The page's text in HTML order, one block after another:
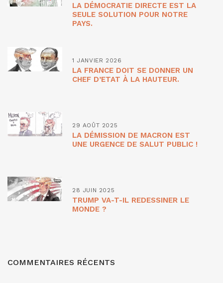
LA DÉMOCRATIE DIRECTE EST LA
SEULE SOLUTION POUR NOTRE
PAYS.
1 JANVIER 2026
LA FRANCE DOIT SE DONNER UN
CHEF D’ETAT À LA HAUTEUR.
29 AOÛT 2025
LA DÉMISSION DE MACRON EST
UNE URGENCE DE SALUT PUBLIC !
28 JUIN 2025
TRUMP VA-T-IL REDESSINER LE
MONDE ?
COMMENTAIRES RÉCENTS